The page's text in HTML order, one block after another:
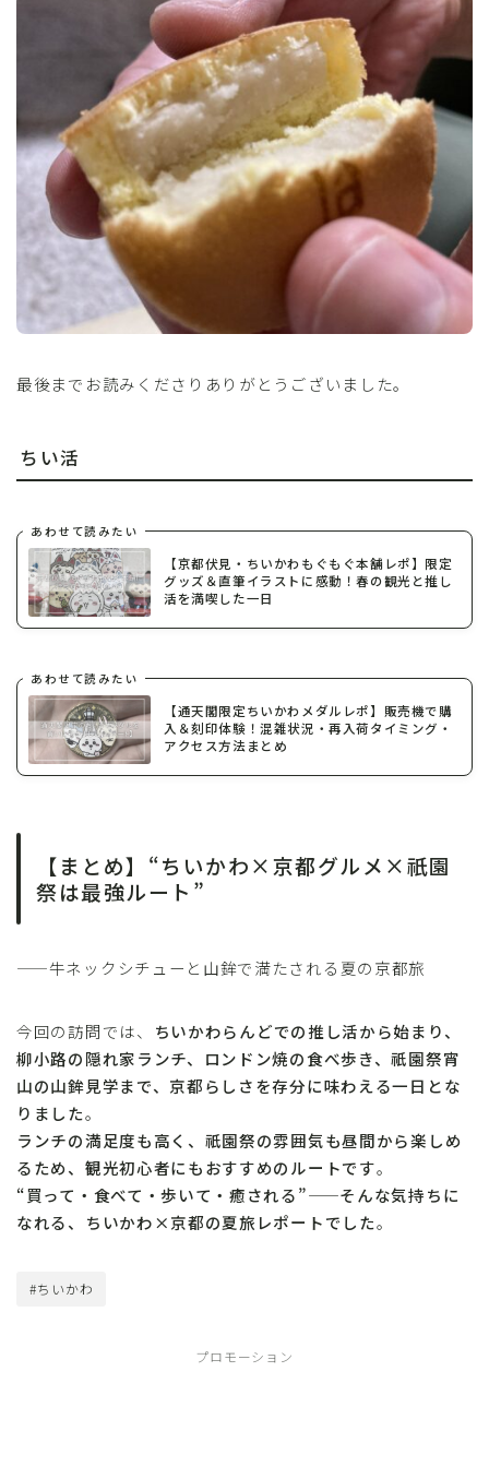
最後までお読みくださりありがとうございました。
ちい活
あわせて読みたい
【京都伏見・ちいかわもぐもぐ本舗レポ】限定
グッズ＆直筆イラストに感動！春の観光と推し
活を満喫した一日
あわせて読みたい
【通天閣限定ちいかわメダルレポ】販売機で購
入＆刻印体験！混雑状況・再入荷タイミング・
アクセス方法まとめ
【まとめ】“ちいかわ×京都グルメ×祇園
祭は最強ルート”
——牛ネックシチューと山鉾で満たされる夏の京都旅
今回の訪問では、
ちいかわらんどでの推し活から始まり、
柳小路の隠れ家ランチ、ロンドン焼の食べ歩き、祇園祭宵
山の山鉾見学まで、京都らしさを存分に味わえる一日とな
りました。
ランチの満足度も高く、祇園祭の雰囲気も昼間から楽しめ
るため、観光初心者にもおすすめのルートです。
“買って・食べて・歩いて・癒される”——そんな気持ちに
なれる、ちいかわ×京都の夏旅レポートでした。
#ちいかわ
プロモーション